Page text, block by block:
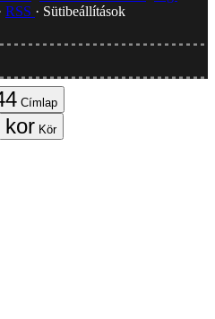
RSS
Sütibeállítások
Címlap
Kör